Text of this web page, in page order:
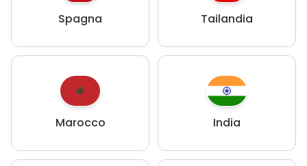
Spagna Tailandia
Marocco India